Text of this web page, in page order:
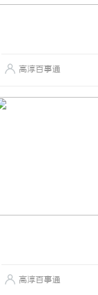
高淳百事通
高淳百事通